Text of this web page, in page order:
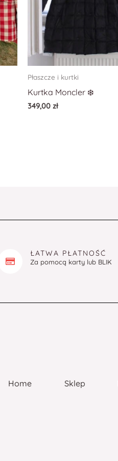
Płaszcze i kurtki
Kurtka Moncler ❄️
349,00zł
ŁATWA PŁATNOŚĆ
Za pomocą karty lub BLIK
Home Sklep